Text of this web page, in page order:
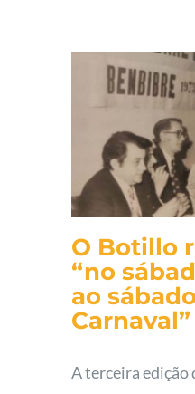
O Botillo
“no
ao
Carnaval”
A terceira edição